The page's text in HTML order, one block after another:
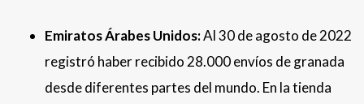
Emiratos Árabes Unidos:Al 30 de agosto de 2022
registró haber recibido 28.000 envíos de granada
desde diferentes partes del mundo. En la tienda